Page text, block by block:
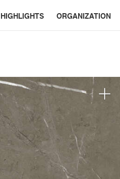
HIGHLIGHTS ORGANIZATION